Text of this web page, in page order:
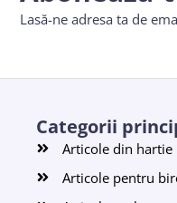
Lasă-ne adresa ta de
Categorii
Articole din hartie
Articole pentru